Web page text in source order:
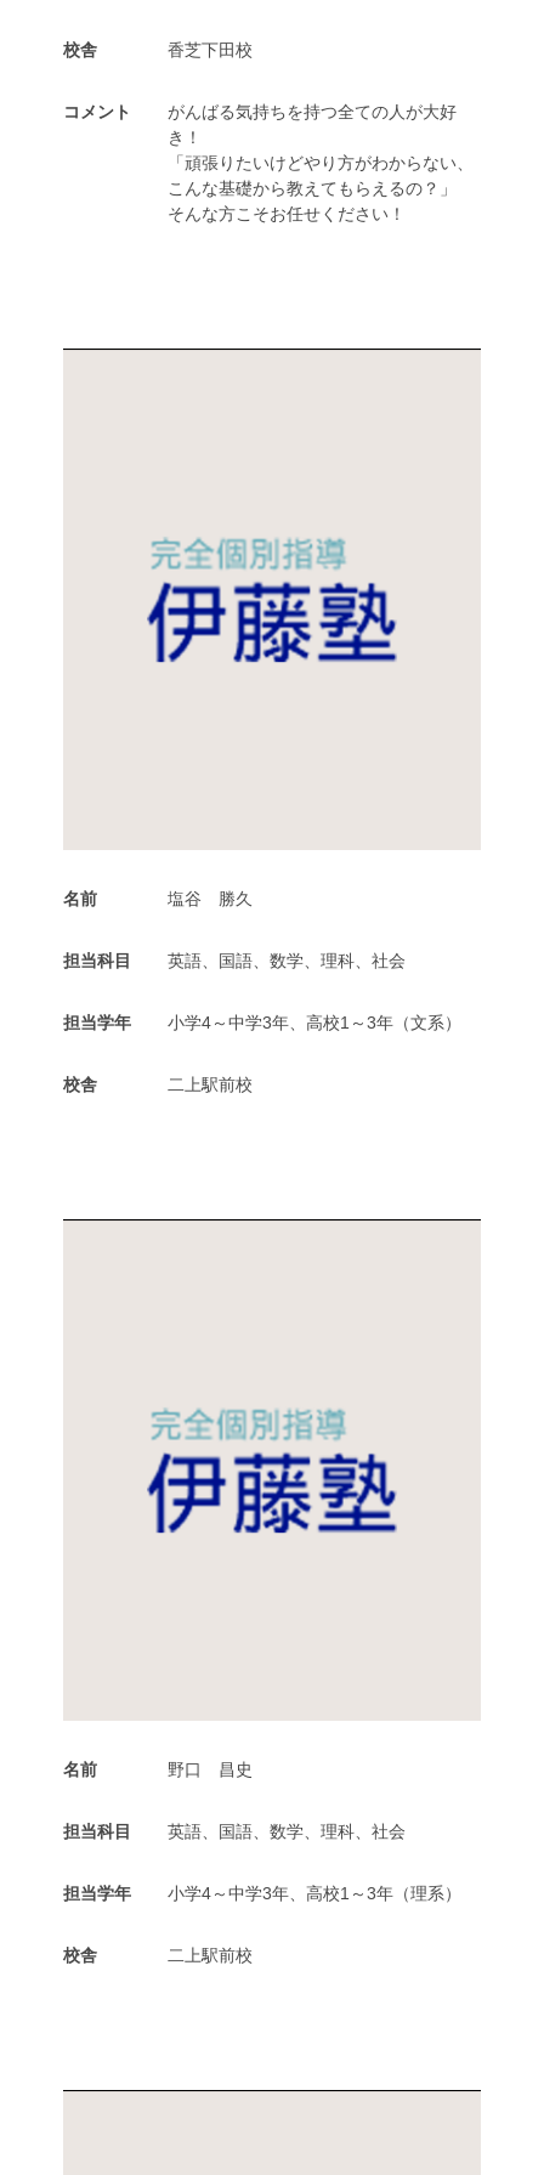
校舎 香芝下田校
コメント
がんばる気持ちを持つ全ての人が大好
き！
「頑張りたいけどやり方がわからない、
こんな基礎から教えてもらえるの？」
そんな方こそお任せください！
名前 塩谷 勝久
担当科目 英語、国語、数学、理科、社会
担当学年 小学4～中学3年、高校1～3年（文系）
校舎 二上駅前校
名前 野口 昌史
担当科目 英語、国語、数学、理科、社会
担当学年 小学4～中学3年、高校1～3年（理系）
校舎 二上駅前校